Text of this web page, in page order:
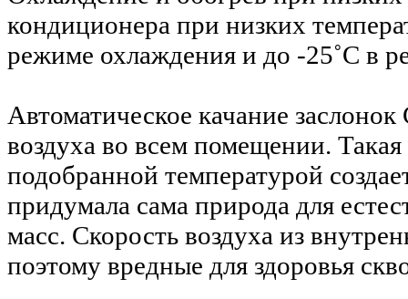
кондиционера при низких
режиме охлаждения и до -25˚С в
Автоматическое качание заслонок
воздуха во всем помещении.
подобранной температурой
придумала сама природа для
масс. Скорость воздуха из
поэтому вредные для здоровья